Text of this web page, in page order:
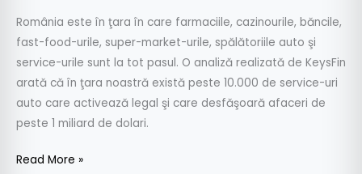
România este în ţara în care farmaciile, cazinourile, băncile,
fast-food-urile, super-market-urile, spălătoriile auto şi
service-urile sunt la tot pasul. O analiză realizată de KeysFin
arată că în ţara noastră există peste 10.000 de service-uri
auto care activează legal şi care desfăşoară afaceri de
peste 1 miliard de dolari.
Read More »